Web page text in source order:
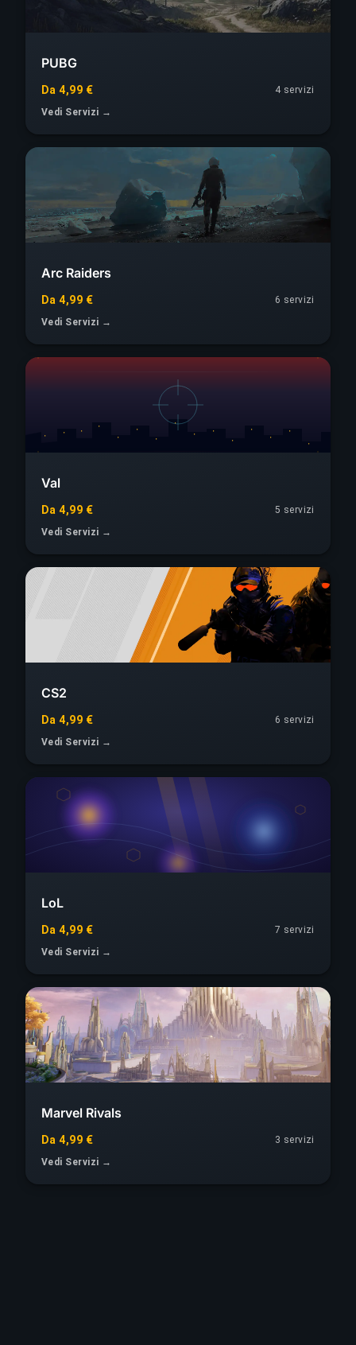
PUBG
Da 4,99 €
4 servizi
Vedi Servizi →
Arc Raiders
Da 4,99 €
6 servizi
Vedi Servizi →
Val
Da 4,99 €
5 servizi
Vedi Servizi →
CS2
Da 4,99 €
6 servizi
Vedi Servizi →
LoL
Da 4,99 €
7 servizi
Vedi Servizi →
Marvel Rivals
Da 4,99 €
3 servizi
Vedi Servizi →